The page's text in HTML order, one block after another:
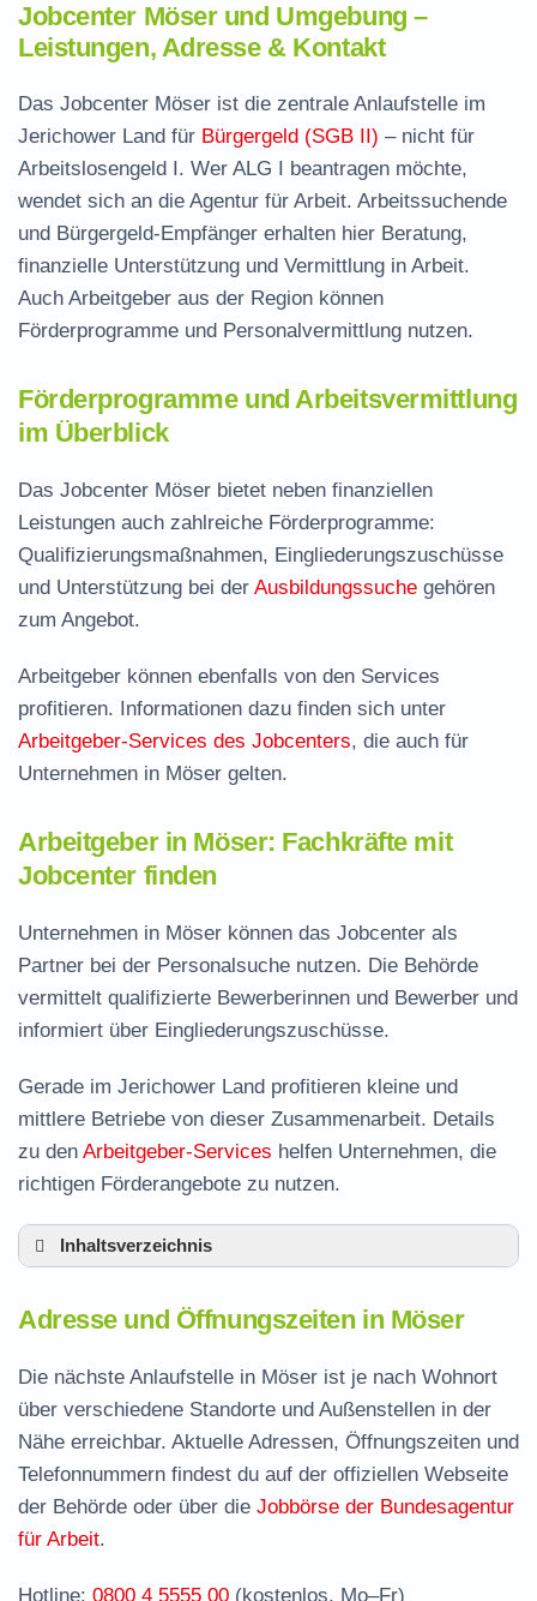
Jobcenter Möser und Umgebung –
Leistungen, Adresse & Kontakt
Das Jobcenter Möser ist die zentrale Anlaufstelle im
Jerichower Land für Bürgergeld (SGB II) – nicht für
Arbeitslosengeld I. Wer ALG I beantragen möchte,
wendet sich an die Agentur für Arbeit. Arbeitssuchende
und Bürgergeld-Empfänger erhalten hier Beratung,
finanzielle Unterstützung und Vermittlung in Arbeit.
Auch Arbeitgeber aus der Region können
Förderprogramme und Personalvermittlung nutzen.
Förderprogramme und Arbeitsvermittlung
im Überblick
Das Jobcenter Möser bietet neben finanziellen
Leistungen auch zahlreiche Förderprogramme:
Qualifizierungsmaßnahmen, Eingliederungszuschüsse
und Unterstützung bei der Ausbildungssuche gehören
zum Angebot.
Arbeitgeber können ebenfalls von den Services
profitieren. Informationen dazu finden sich unter
Arbeitgeber-Services des Jobcenters, die auch für
Unternehmen in Möser gelten.
Arbeitgeber in Möser: Fachkräfte mit
Jobcenter finden
Unternehmen in Möser können das Jobcenter als
Partner bei der Personalsuche nutzen. Die Behörde
vermittelt qualifizierte Bewerberinnen und Bewerber und
informiert über Eingliederungszuschüsse.
Gerade im Jerichower Land profitieren kleine und
mittlere Betriebe von dieser Zusammenarbeit. Details
zu den Arbeitgeber-Services helfen Unternehmen, die
richtigen Förderangebote zu nutzen.
Inhaltsverzeichnis
Leistungen der Arbeitsvermittlung in Möser
Termin vereinbaren und Bürgergeld beantragen
Jobcenter Jerichower Land – zuständige Stelle
Stellenangebote und Jobbörse in Möser
Häufige Fragen rund ums Jobcenter
Adresse und Öffnungszeiten in Möser
Die nächste Anlaufstelle in Möser ist je nach Wohnort
über verschiedene Standorte und Außenstellen in der
Nähe erreichbar. Aktuelle Adressen, Öffnungszeiten und
Telefonnummern findest du auf der offiziellen Webseite
der Behörde oder über die Jobbörse der Bundesagentur
für Arbeit.
Hotline: 0800 4 5555 00 (kostenlos, Mo–Fr)